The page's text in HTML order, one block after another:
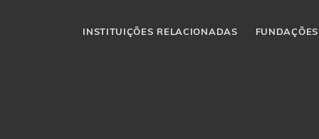
INSTITUIÇÕES RELACIONADAS FUNDAÇÕES